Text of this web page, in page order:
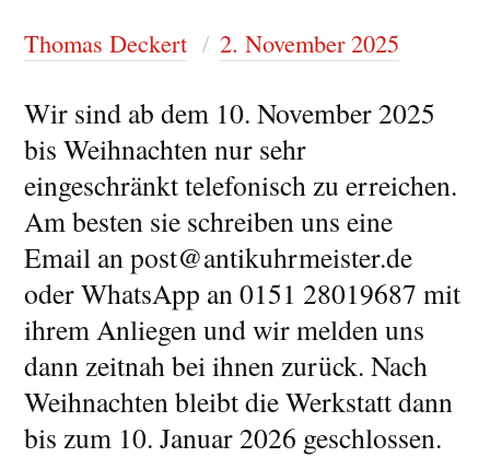
Thomas Deckert 2. November 2025
Wir sind ab dem 10. November 2025
bis Weihnachten nur sehr
eingeschränkt telefonisch zu erreichen.
Am besten sie schreiben uns eine
Email an post@antikuhrmeister.de
oder WhatsApp an 0151 28019687 mit
ihrem Anliegen und wir melden uns
dann zeitnah bei ihnen zurück. Nach
Weihnachten bleibt die Werkstatt dann
bis zum 10. Januar 2026 geschlossen.